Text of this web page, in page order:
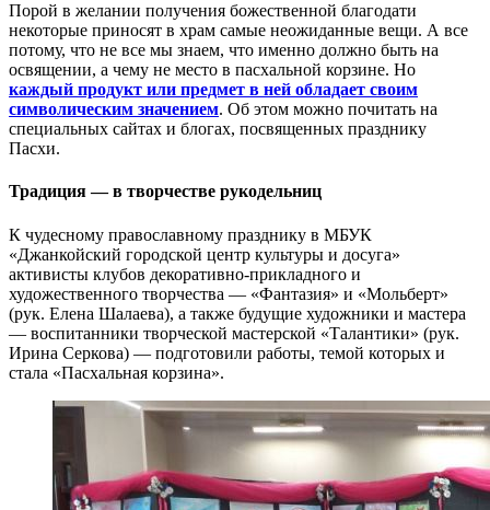
Порой в желании получения божественной благодати
некоторые приносят в храм самые неожиданные вещи. А все
потому, что не все мы знаем, что именно должно быть на
освящении, а чему не место в пасхальной корзине. Но
каждый продукт или предмет в ней обладает своим
символическим значением. Об этом можно почитать на
специальных сайтах и блогах, посвященных празднику
Пасхи.
Традиция — в творчестве рукодельниц
К чудесному православному празднику в МБУК
«Джанкойский городской центр культуры и досуга»
активисты клубов декоративно-прикладного и
художественного творчества — «Фантазия» и «Мольберт»
(рук. Елена Шалаева), а также будущие художники и мастера
— воспитанники творческой мастерской «Талантики» (рук.
Ирина Серкова) — подготовили работы, темой которых и
стала «Пасхальная корзина».